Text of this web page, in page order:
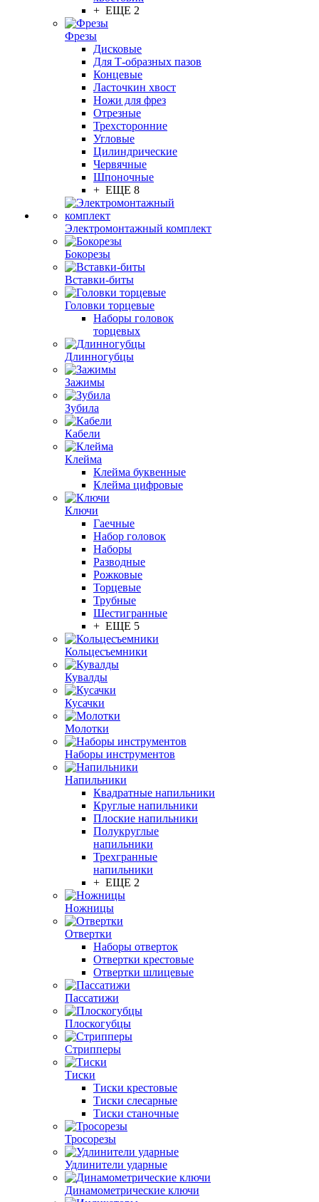
+ ЕЩЕ 2
Фрезы
Дисковые
Для Т-образных пазов
Концевые
Ласточкин хвост
Ножи для фрез
Отрезные
Трехсторонние
Угловые
Цилиндрические
Червячные
Шпоночные
+ ЕЩЕ 8
Электромонтажный комплект
Бокорезы
Вставки-биты
Головки торцевые
Наборы головок
торцевых
Длинногубцы
Зажимы
Зубила
Кабели
Клейма
Клейма буквенные
Клейма цифровые
Ключи
Гаечные
Набор головок
Наборы
Разводные
Рожковые
Торцевые
Трубные
Шестигранные
+ ЕЩЕ 5
Кольцесъемники
Кувалды
Кусачки
Молотки
Наборы инструментов
Напильники
Квадратные напильники
Круглые напильники
Плоские напильники
Полукруглые
напильники
Трехгранные
напильники
+ ЕЩЕ 2
Ножницы
Отвертки
Наборы отверток
Отвертки крестовые
Отвертки шлицевые
Пассатижи
Плоскогубцы
Стрипперы
Тиски
Тиски крестовые
Тиски слесарные
Тиски станочные
Тросорезы
Удлинители ударные
Динамометрические ключи